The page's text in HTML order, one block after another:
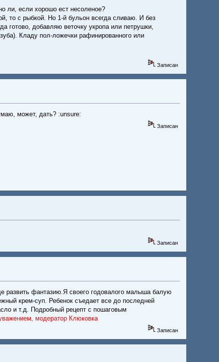
ли, если хорошо ест несоленое?
то с рыбкой. Но 1-й бульон всегда сливаю. И без
готово, добавляю веточку укропа или петрушки,
Кладу пол-ложечки рафинированного или
Записан
может, дать? :unsure:
Записан
Записан
развить фантазию.Я своего годовалого малыша балую
крем-суп. Ребенок съедает все до последней
и т.д. Подробный рецепт с пошаговым
модератор Клюковка
Записан